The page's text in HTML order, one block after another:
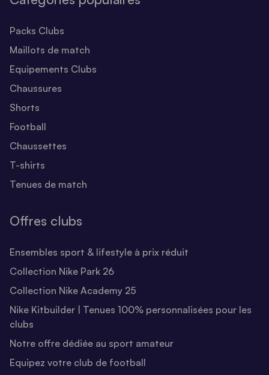
Packs Clubs
Maillots de match
Equipements Clubs
Chaussures
Shorts
Football
Chaussettes
T-shirts
Tenues de match
Offres clubs
Ensembles sport & lifestyle à prix réduit
Collection Nike Park 26
Collection Nike Academy 25
Nike Kitbuilder | Tenues 100% personnalisées pour les
clubs
Notre offre dédiée au sport amateur
Equipez votre club de football